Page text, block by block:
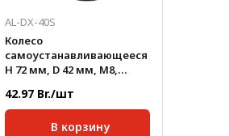
AL-DX-40S
Колесо
самоустанавливающееся
H 72 мм, D 42 мм, М8,
42.97 Br./шт
В корзину